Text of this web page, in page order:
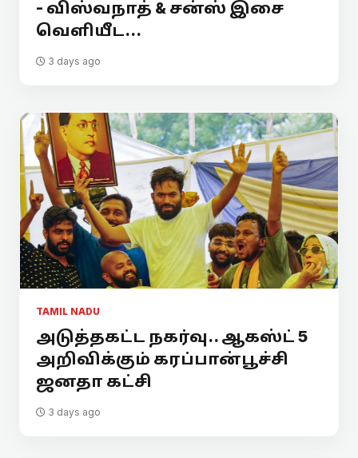
- விஸ்வநாத் & சன்ஸ் இசை
வெளியீட...
3 days ago
TAMIL NADU
அடுத்தகட்ட நகர்வு.. ஆகஸ்ட் 5
அறிவிக்கும் கரப்பான்பூச்சி
ஜனதா கட்சி
3 days ago